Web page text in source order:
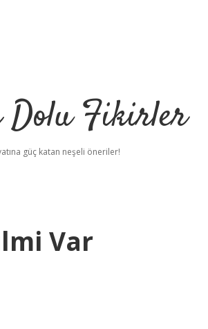
Dolu Fikirler
güç katan neşeli öneriler!
Var